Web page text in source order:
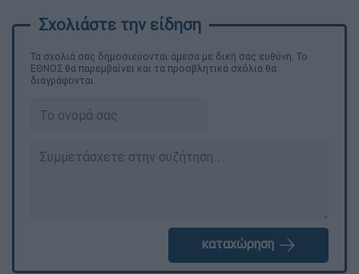
Τα σχολιά σας δημοσιεύονται άμεσα με δική σας ευθύνη. Το
ΕΘΝΟΣ θα παρεμβαίνει και τα προσβλητικά σχόλια θα
διαγράφονται
καταχώρηση